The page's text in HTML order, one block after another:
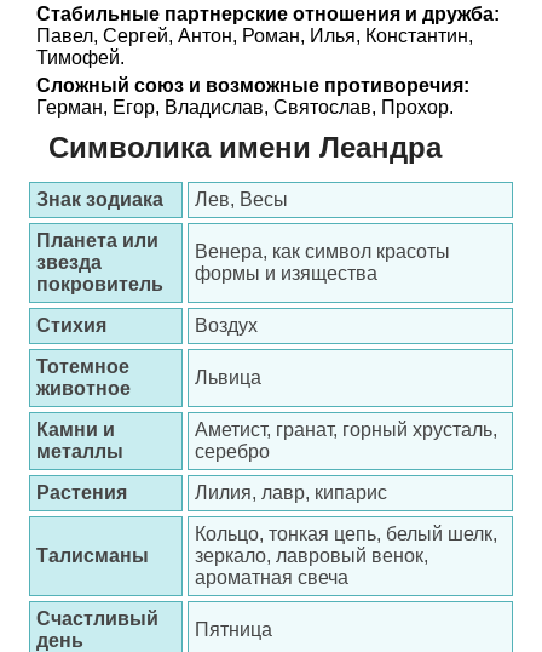
Стабильные партнерские отношения и дружба:
Павел, Сергей, Антон, Роман, Илья, Константин,
Тимофей.
Сложный союз и возможные противоречия:
Герман, Егор, Владислав, Святослав, Прохор.
Символика имени Леандра
Знак зодиака
Лев, Весы
Планета или
звезда
покровитель
Венера, как символ красоты
формы и изящества
Стихия
Воздух
Тотемное
животное
Львица
Камни и
металлы
Аметист, гранат, горный хрусталь,
серебро
Растения
Лилия, лавр, кипарис
Талисманы
Кольцо, тонкая цепь, белый шелк,
зеркало, лавровый венок,
ароматная свеча
Счастливый
день
Пятница